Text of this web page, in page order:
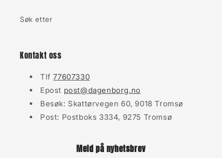
Søk etter
Kontakt oss
Tlf77607330
Epost post@dagenborg.no
Besøk: Skattørvegen 60, 9018 Tromsø
Post: Postboks 3334, 9275 Tromsø
Meld på nyhetsbrev